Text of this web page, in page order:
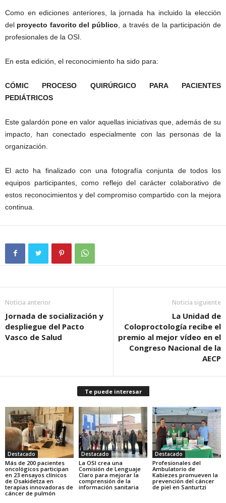
Como en ediciones anteriores, la jornada ha incluido la elección
del proyecto favorito del público , a través de la participación de
profesionales de la OSI.
En esta edición, el reconocimiento ha sido para:
CÓMIC PROCESO QUIRÚRGICO PARA PACIENTES
PEDIÁTRICOS
Este galardón pone en valor aquellas iniciativas que, además de su
impacto, han conectado especialmente con las personas de la
organización.
El acto ha finalizado con una fotografía conjunta de todos los
equipos participantes, como reflejo del carácter colaborativo de
estos reconocimientos y del compromiso compartido con la mejora
continua.
Noticia anterior
Jornada de socialización y
despliegue del Pacto
Vasco de Salud
Noticia siguiente
La Unidad de
Coloproctología recibe el
premio al mejor vídeo en el
Congreso Nacional de la
AECP
Te puede interesar
Destacado
Más de 200 pacientes
oncológicos participan
en 23 ensayos clínicos
de Osakidetza en
terapias innovadoras de
cáncer de pulmón
Destacado
La OSI crea una
Comisión de Lenguaje
Claro para mejorar la
comprensión de la
información sanitaria
Destacado
Profesionales del
Ambulatorio de
Kabiezes promueven la
prevención del cáncer
de piel en Santurtzi